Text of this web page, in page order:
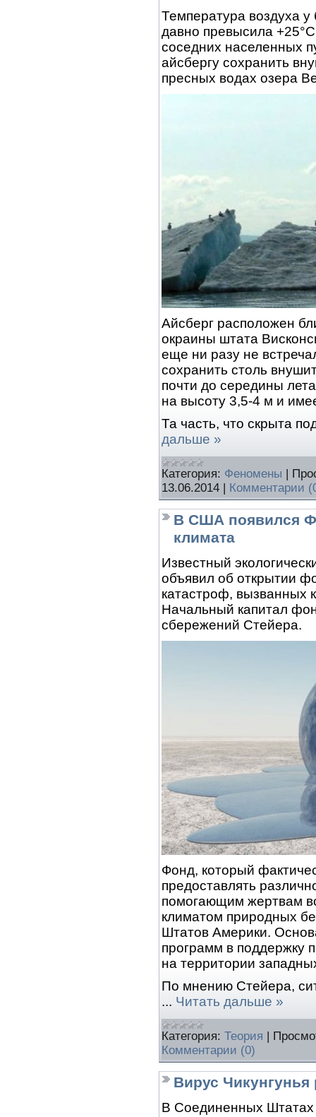
Температура воздуха у
давно превысила
соседних населенных
айсбергу сохранить
пресных водах озера
Айсберг расположен
окраины штата
еще ни разу не
сохранить столь
почти до середины
на высоту 3,5-4 м и
Та часть, что скрыта
дальше »
Категория: Феномены |
13.06.2014 | Комментарии
В США появился
климата
Известный
объявил об открытии
катастроф, вызванных
Начальный капитал
сбережений Стейера.
Фонд, который
предоставлять
помогающим жертвам
климатом природных
Штатов Америки.
программ в поддержку
на территории
По мнению Стейера,
... Читать дальше »
Категория: Теория |
Комментарии (0)
Вирус Чикунгунья
В Соединенных Штатах